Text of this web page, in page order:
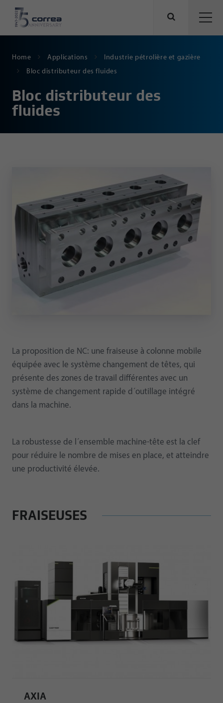
Home Applications
Industrie pétrolière et gazière
Bloc distributeur des fluides
Bloc distributeur des
fluides
La proposition de NC: une fraiseuse à colonne mobile
équipée avec le système changement de têtes, qui
présente des zones de travail différentes avec un
système de changement rapide d´outillage intégré
dans la machine.
La robustesse de l´ensemble machine-tête est la clef
pour réduire le nombre de mises en place, et atteindre
une productivité élevée.
FRAISEUSES
AXIA